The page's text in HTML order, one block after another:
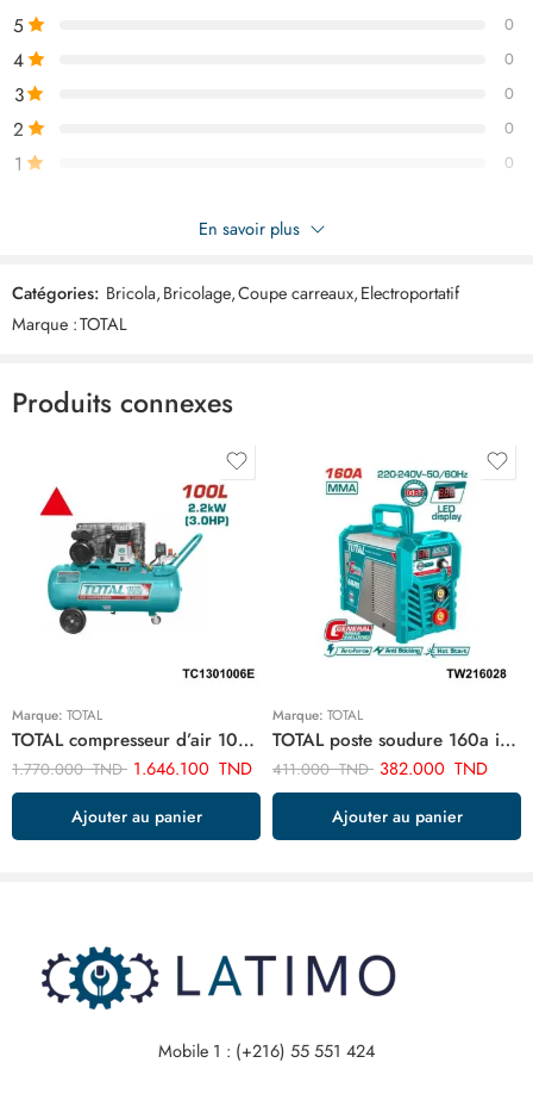
5 0
4 0
3 0
2 0
1 0
Soyez le premier à donner votre avis sur “TOTAL coupe carreaux
800mm THT578004”
Commentaires
Il n'y a pas encore de critiques.
En savoir plus
Catégories: Bricola,Bricolage,Coupe carreaux,Electroportatif
Marque :TOTAL
Produits connexes
Marque: TOTAL
TOTAL compresseur d’air 100 litres 3cv TC1301006E
1.770.000TND 1.646.100 TND
Ajouter au panier
Marque: TOTAL
TOTAL poste soudure 160a inverter TW216028
411.000TND 382.000 TND
Ajouter au panier
Mobile 1 : (+216) 55 551 424